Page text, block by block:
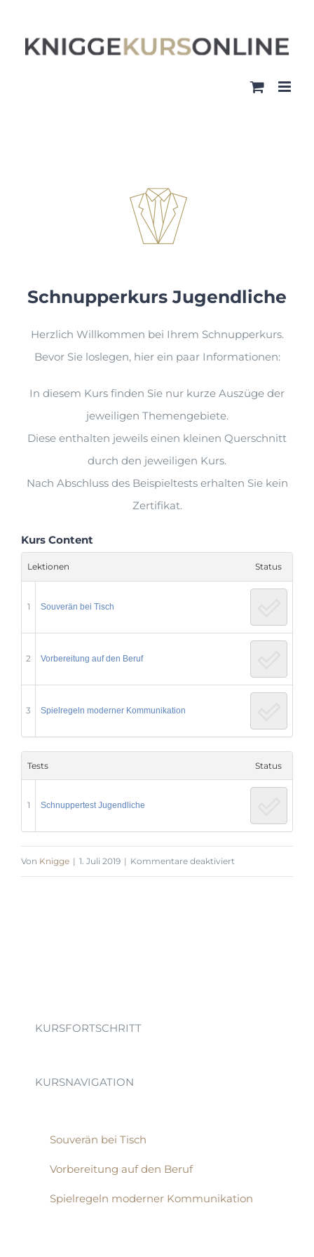
springen
Schnupperkurs Jugendliche
Herzlich Willkommen bei Ihrem Schnupperkurs.
Bevor Sie loslegen, hier ein paar Informationen:
In diesem Kurs finden Sie nur kurze Auszüge der
jeweiligen Themengebiete.
Diese enthalten jeweils einen kleinen Querschnitt
durch den jeweiligen Kurs.
Nach Abschluss des Beispieltests erhalten Sie kein
Zertifikat.
Kurs Content
Lektionen Status
1 Souverän bei Tisch
2 Vorbereitung auf den Beruf
3 Spielregeln moderner Kommunikation
Tests Status
1 Schnuppertest Jugendliche
Von Knigge | 1. Juli 2019 | Kommentare deaktiviert
KURSFORTSCHRITT
KURSNAVIGATION
Souverän bei Tisch
Vorbereitung auf den Beruf
Spielregeln moderner Kommunikation